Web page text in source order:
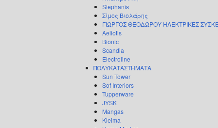
Stephanis
Σίμος Βιολάρης
ΓΙΩΡΓΟΣ ΘΕΟΔΩΡΟΥ ΗΛΕΚΤΡΙΚΕΣ
Aeliotis
Bionic
Scandia
Electroline
ΠΟΛΥΚΑΤΑΣΤΗΜΑΤΑ
Sun Tower
Sof Interiors
Tupperware
JYSK
Mangas
Kleima